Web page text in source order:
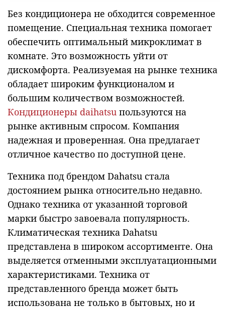
Без кондиционера не обходится современное
помещение. Специальная техника помогает
обеспечить оптимальный микроклимат в
комнате. Это возможность уйти от
дискомфорта. Реализуемая на рынке техника
обладает широким функционалом и
большим количеством возможностей.
Кондиционеры daihatsu пользуются на
рынке активным спросом. Компания
надежная и проверенная. Она предлагает
отличное качество по доступной цене.
Техника под брендом Dahatsu стала
достоянием рынка относительно недавно.
Однако техника от указанной торговой
марки быстро завоевала популярность.
Климатическая техника Dahatsu
представлена в широком ассортименте. Она
выделяется отменными эксплуатационными
характеристиками. Техника от
представленного бренда может быть
использована не только в бытовых, но и